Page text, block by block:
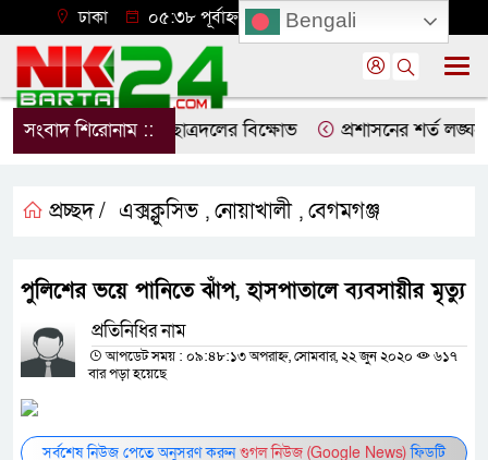
ঢাকা ০৫:৩৮ পূর্বাহ্ন, বৃহস্পতিবার, ০৬ অগাস্ট ২০২৬
সংবাদ শিরোনাম ::
নোয়াখালীতে ছাত্রদলের বিক্ষোভ প্রশাসনের শর্ত লঙ্ঘন
প্রচ্ছদ / এক্সক্লুসিভ , নোয়াখালী , বেগমগঞ্জ
পুলিশের ভয়ে পানিতে ঝাঁপ, হাসপাতালে ব্যবসায়ীর মৃত্যু
প্রতিনিধির নাম
আপডেট সময় : ০৯:৪৮:১৩ অপরাহ্ন, সোমবার, ২২ জুন ২০২০
৬১৭
বার পড়া হয়েছে
সর্বশেষ নিউজ পেতে অনুসরণ করুনগুগল নিউজ (Google News)ফিডটি
Bengali